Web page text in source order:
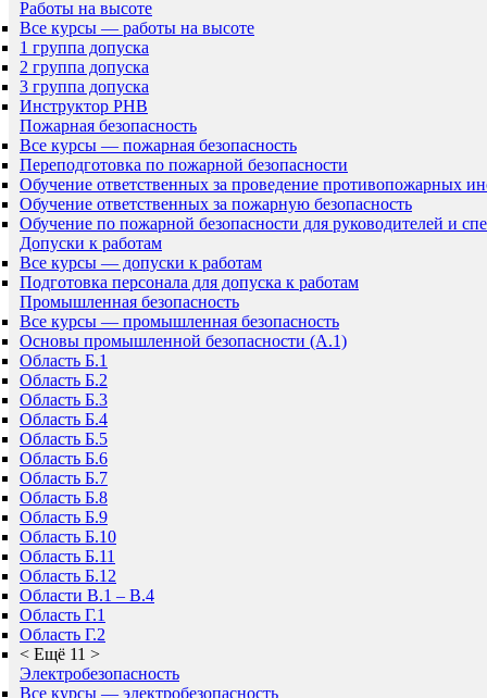
Работы на высоте
Все курсы — работы на высоте
1 группа допуска
2 группа допуска
3 группа допуска
Инструктор РНВ
Пожарная безопасность
Все курсы — пожарная безопасность
Переподготовка по пожарной безопасности
Обучение ответственных за проведение противопожарных
Обучение ответственных за пожарную безопасность
Обучение по пожарной безопасности для руководителей и
Допуски к работам
Все курсы — допуски к работам
Подготовка персонала для допуска к работам
Промышленная безопасность
Все курсы — промышленная безопасность
Основы промышленной безопасности (A.1)
Область Б.1
Область Б.2
Область Б.3
Область Б.4
Область Б.5
Область Б.6
Область Б.7
Область Б.8
Область Б.9
Область Б.10
Область Б.11
Область Б.12
Области В.1 – В.4
Область Г.1
Область Г.2
< Ещё 11 >
Электробезопасность
Все курсы — электробезопасность